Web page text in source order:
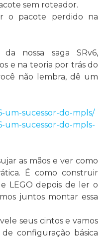
sem roteador.
o pacote perdido na
nossa saga SRv6,
e na teoria por trás do
não lembra, dê um
um-sucessor-do-mpls/
um-sucessor-do-mpls-
as mãos e ver como
É como construir
LEGO depois de ler o
juntos montar essa
seus cintos e vamos
configuração básica